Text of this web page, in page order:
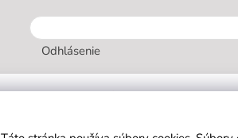
Odhlásenie